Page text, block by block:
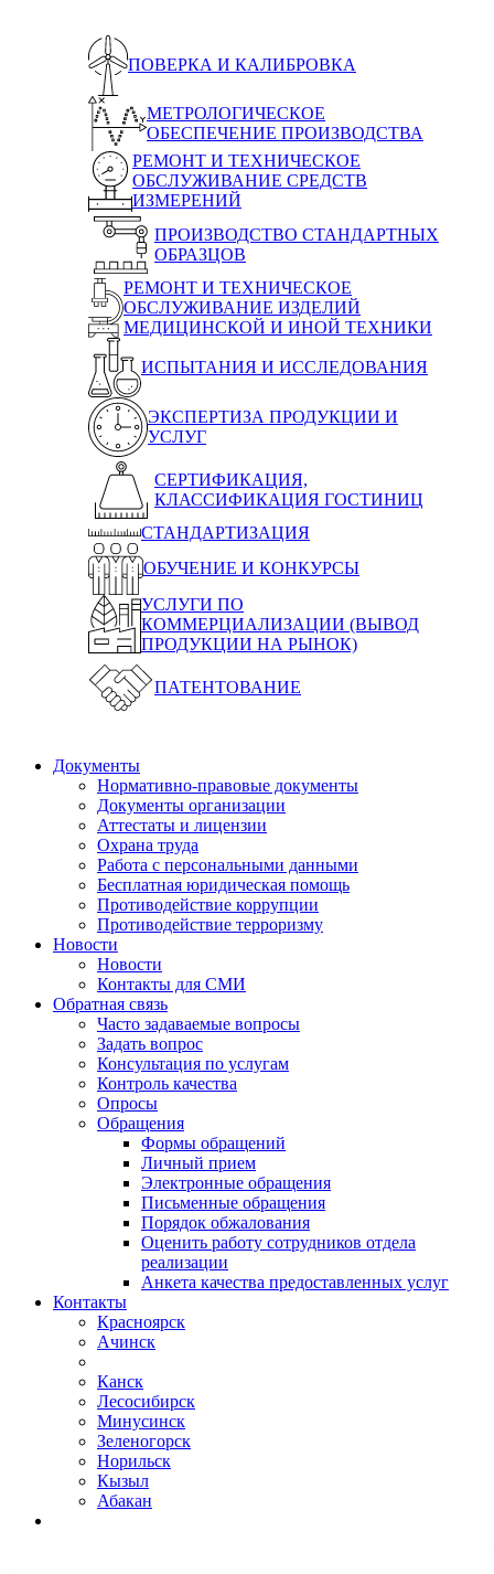
ПОВЕРКА И КАЛИБРОВКА
МЕТРОЛОГИЧЕСКОЕ
ОБЕСПЕЧЕНИЕ ПРОИЗВОДСТВА
РЕМОНТ И ТЕХНИЧЕСКОЕ
ОБСЛУЖИВАНИЕ СРЕДСТВ
ИЗМЕРЕНИЙ
ПРОИЗВОДСТВО СТАНДАРТНЫХ
ОБРАЗЦОВ
РЕМОНТ И ТЕХНИЧЕСКОЕ
ОБСЛУЖИВАНИЕ ИЗДЕЛИЙ
МЕДИЦИНСКОЙ И ИНОЙ ТЕХНИКИ
ИСПЫТАНИЯ И ИССЛЕДОВАНИЯ
ЭКСПЕРТИЗА ПРОДУКЦИИ И
УСЛУГ
СЕРТИФИКАЦИЯ,
КЛАССИФИКАЦИЯ ГОСТИНИЦ
СТАНДАРТИЗАЦИЯ
ОБУЧЕНИЕ И КОНКУРСЫ
УСЛУГИ ПО
КОММЕРЦИАЛИЗАЦИИ (ВЫВОД
ПРОДУКЦИИ НА РЫНОК)
ПАТЕНТОВАНИЕ
Документы
Нормативно-правовые документы
Документы организации
Аттестаты и лицензии
Охрана труда
Работа с персональными данными
Бесплатная юридическая помощь
Противодействие коррупции
Противодействие терроризму
Новости
Новости
Контакты для СМИ
Обратная связь
Часто задаваемые вопросы
Задать вопрос
Консультация по услугам
Контроль качества
Опросы
Обращения
Формы обращений
Личный прием
Электронные обращения
Письменные обращения
Порядок обжалования
Оценить работу сотрудников отдела
реализации
Анкета качества предоставленных услуг
Контакты
Красноярск
Ачинск
Канск
Лесосибирск
Минусинск
Зеленогорск
Норильск
Кызыл
Абакан